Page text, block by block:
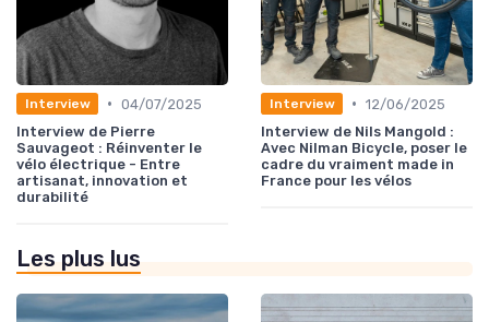
Interview • 04/07/2025
Interview de Pierre
Sauvageot : Réinventer le
vélo électrique - Entre
artisanat, innovation et
durabilité
Interview • 12/06/2025
Interview de Nils Mangold :
Avec Nilman Bicycle, poser le
cadre du vraiment made in
France pour les vélos
Les plus lus